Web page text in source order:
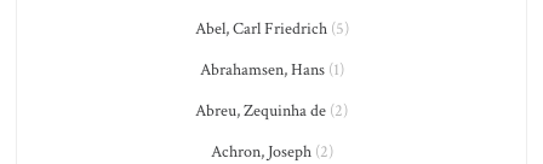
Abel, Carl Friedrich(5)
Abrahamsen, Hans(1)
Abreu, Zequinha de (2)
Achron, Joseph(2)